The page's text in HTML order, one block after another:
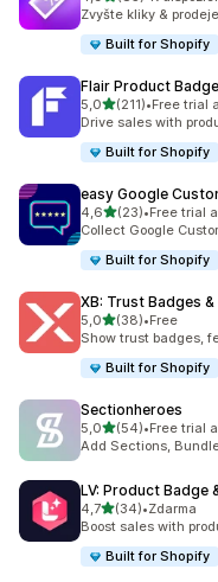
Celkový počet
Zvyšte kliky &
Built for Shopify
Flair Product
5,0z 5 hvězd
(211)
Celkový počet
•Free trial
Drive sales with
Built for Shopify
easy Google
4,6z 5 hvězd
(23)
Celkový počet
•Free trial
Collect Google
Built for Shopify
XB: Trust Badges
5,0z 5 hvězd
(38)
Celkový počet
•Free
Show trust badges,
Built for Shopify
Sectionheroes
5,0z 5 hvězd
(54)
Celkový počet
•Free trial
Add Sections,
LV: Product Badge
4,7z 5 hvězd
(34)
Celkový počet
•Zdarma
Boost sales with
Built for Shopify